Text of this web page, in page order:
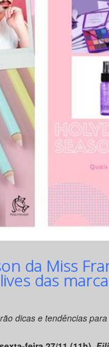
da Miss
das
dicas e tendências